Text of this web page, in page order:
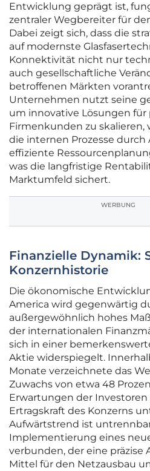
Entwicklung geprägt ist,
zentraler Wegbereiter für
Dabei zeigt sich, dass die
auf modernste
Konnektivität nicht nur
auch gesellschaftliche
betroffenen Märkten
Unternehmen nutzt seine
um innovative Lösungen für
Firmenkunden zu skalieren,
die internen Prozesse
effiziente
was die langfristige
Marktumfeld sichert.
WERBUNG
Finanzielle Dynamik:
Konzernhistorie
Die ökonomische
America wird gegenwärtig
außergewöhnlich hohes
der internationalen
sich in einer
Aktie widerspiegelt.
Monate verzeichnete das
Zuwachs von etwa 48
Erwartungen der
Ertragskraft des Konzerns
Aufwärtstrend ist
Implementierung eines
verbunden, der eine präzise
Mittel für den Netzausbau